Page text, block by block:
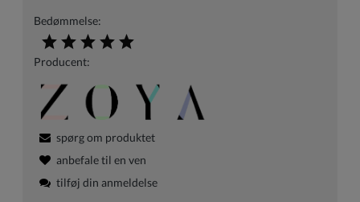
Bedømmelse:
Producent:
spørg om produktet
anbefale til en ven
tilføj din anmeldelse